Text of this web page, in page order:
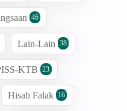
46
Lain-Lain 38
KTB 23
Hisab Falak 16